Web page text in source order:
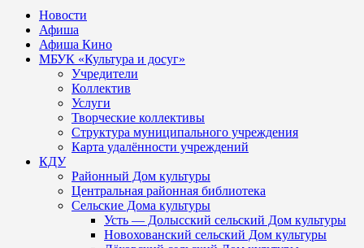
Новости
Афиша
Афиша Кино
МБУК «Культура и досуг»
Учредители
Коллектив
Услуги
Творческие коллективы
Структура муниципального учреждения
Карта удалённости учреждений
КДУ
Районный Дом культуры
Центральная районная библиотека
Сельские Дома культуры
Усть — Долысский сельский Дом культуры
Новохованский сельский Дом культуры